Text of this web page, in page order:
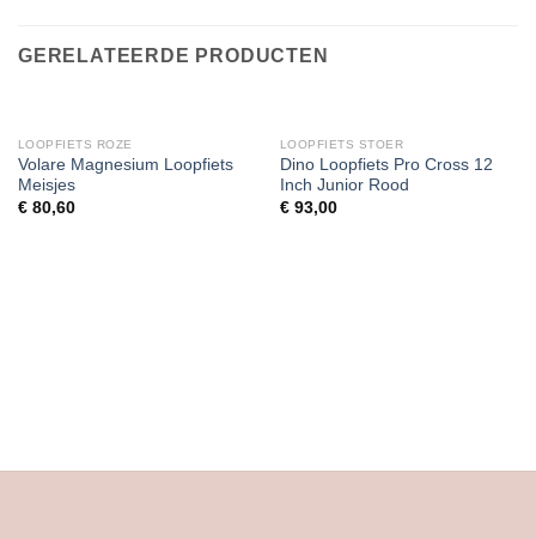
GERELATEERDE PRODUCTEN
LOOPFIETS ROZE
Volare Magnesium Loopfiets
Meisjes
€80,60
LOOPFIETS STOER
Dino Loopfiets Pro Cross 12
Inch Junior Rood
€93,00